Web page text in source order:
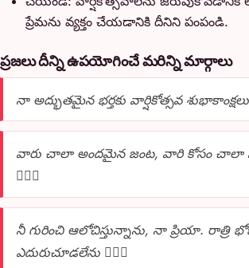
ప్రేమను వ్యక్తం చేయడానికి దీనిని పంపండి.
ప్రజలు దీన్ని ఉపయోగించే మరిన్ని మార్గాలు
నా అద్భుతమైన భర్తకు వార్షికోత్సవ శుభాకాంక్షలు!
వారు చాలా అందమైన జంట, వారి కోసం చాలా
👩‍❤️‍👨
నీ గురించి ఆలోచిస్తున్నాను, నా ప్రియా. రాత్రి
ఎదురుచూడలేను 👩‍❤️‍👨